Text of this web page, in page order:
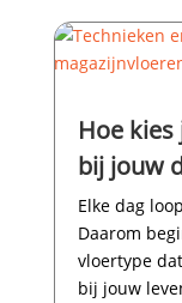
Hoe
bij jouw
Elke dag
Daarom
vloertype
bij jouw